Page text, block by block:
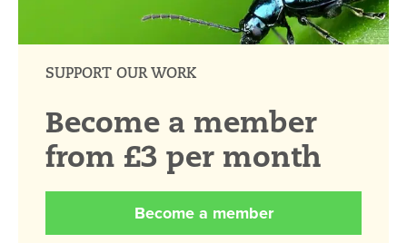
SUPPORT OUR WORK
Become a member
from £3 per month
Become a member